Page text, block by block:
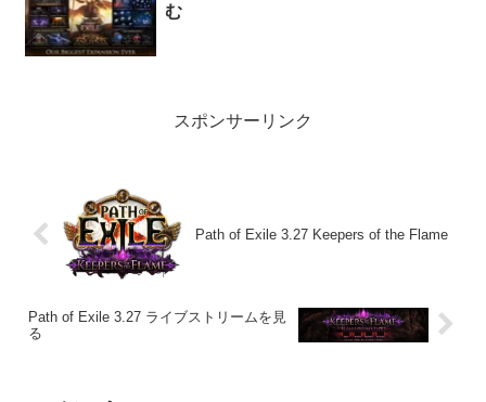
む
スポンサーリンク
Path of Exile 3.27 Keepers of the Flame
Path of Exile 3.27 ライブストリームを見
る